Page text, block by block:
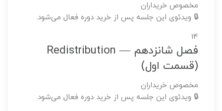
مخصوص خریداران
🔒 ویدئوی این جلسه پس از خرید دوره فعال می‌شود.
14
فصل شانزدهم — Redistribution
(قسمت اول)
مخصوص خریداران
🔒 ویدئوی این جلسه پس از خرید دوره فعال می‌شود.